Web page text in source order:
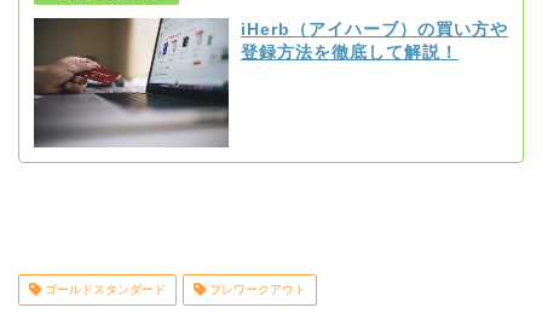
iHerb（アイハーブ）の買い方や
登録方法を徹底して解説！
ゴールドスタンダード プレワークアウト